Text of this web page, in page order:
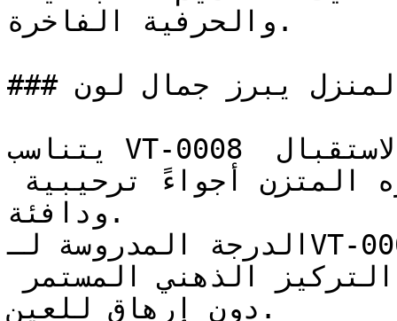
والحرفية الفاخرة.
### في أي زوايا المنزل يبرز جمال لون VT-0008؟
يتناسب VT-0008 مع غرف المعيشة وصالات الاستقبال
ودافئة.
الدرجة المدروسة لـVT-0008 تعمل بكفاءة في المكاتب
دون إرهاق للعين.